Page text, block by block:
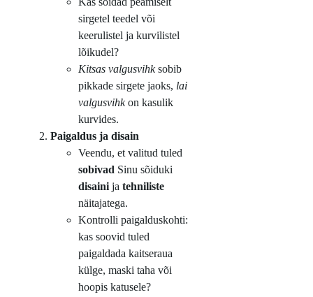
sirgetel teedel või
keerulistel ja kurvilistel
lõikudel?
Kitsas valgusvihksobib
pikkade sirgete jaoks, lai
valgusvihkon kasulik
kurvides.
Paigaldus ja disain
Veendu, et valitud tuled
sobivad Sinu sõiduki
disainija tehniliste
näitajatega.
Kontrolli paigalduskohti:
kas soovid tuled
paigaldada kaitseraua
külge, maski taha või
hoopis katusele?